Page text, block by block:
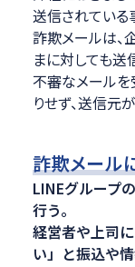
送信されている
詐欺メールは、
まに対しても送
不審なメールを
りせず、送信元
詐欺メール
LINEグループ
行う。
経営者や上司
い」と振込や